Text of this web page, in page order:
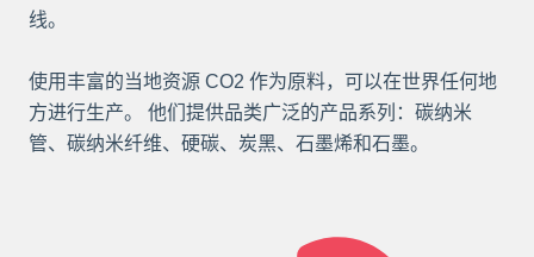
线。
使用丰富的当地资源 CO2 作为原料，可以在世界任何地
方进行生产。 他们提供品类广泛的产品系列：碳纳米
管、碳纳米纤维、硬碳、炭黑、石墨烯和石墨。